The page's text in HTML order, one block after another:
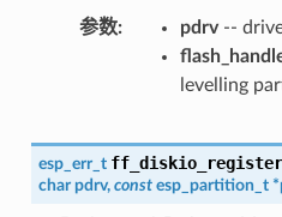
参数 pdrv--
levelling
esp_err_t
char pdrv, const esp_partition_t *